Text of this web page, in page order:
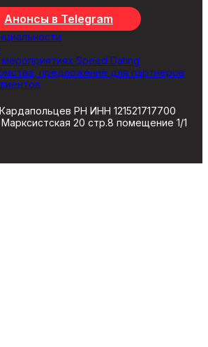
Анонсы в Telegram
Speed Dating
предложение для партнеров
РН ИНН 121521717700
Марксистская 20 стр.8 помещение 1/1